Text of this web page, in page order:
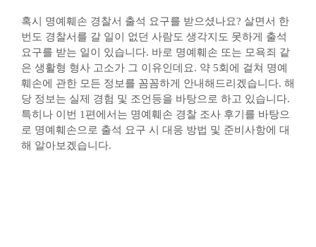
혹시 명예훼손 경찰서 출석 요구를 받으셨나요? 살면서 한
번도 경찰서를 갈 일이 없던 사람도 생각지도 못하게 출석
요구를 받는 일이 있습니다. 바로 명예훼손 또는 모욕죄 같
은 생활형 형사 고소가 그 이유인데요. 약 5회에 걸쳐 명예
훼손에 관한 모든 정보를 꼼꼼하게 안내해드리겠습니다. 해
당 정보는 실제 경험 및 조언등을 바탕으로 하고 있습니다.
특히나 이번 1편에서는 명예훼손 경찰 조사 후기를 바탕으
로 명예훼손으로 출석 요구 시 대응 방법 및 준비사항에 대
해 알아보겠습니다.